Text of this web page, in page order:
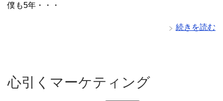
僕も5年・・・
続きを読む
心引くマーケティング